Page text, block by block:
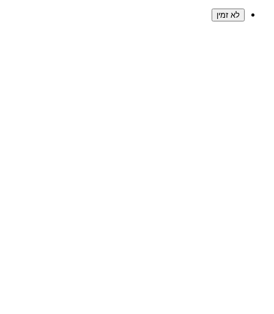
לא זמין